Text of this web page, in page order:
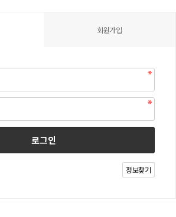
회원가입
로그인
정보찾기